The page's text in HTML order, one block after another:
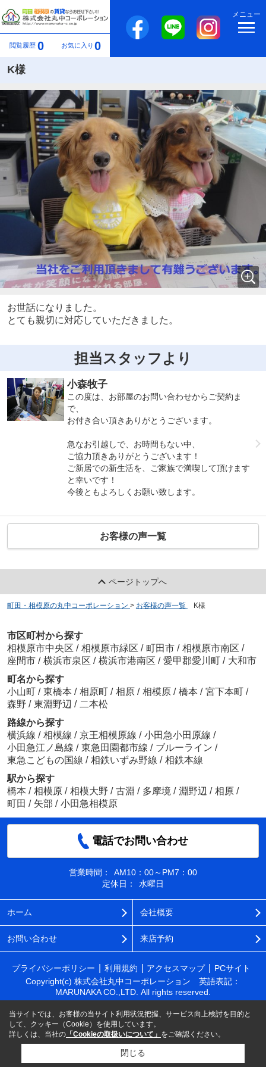
閲覧履歴 0 お気に入り 0
メニュー
K様
お世話になりました。
とても親切に対応していただきました。
担当スタッフより
小森牧子
この度は、お部屋のお問い合わせからご契約ま
で、
お付き合い頂きありがとうございます。
急なお引越しで、お時間もない中、
ご協力頂きありがとうございます！
ご新居での新生活を、ご家族で満喫して頂けます
と幸いです！
今後ともよろしくお願い致します。
お客様の声一覧
ページトップへ
町田・相模原の丸中コーポレーション > お客様の声一覧 K様
市区町村から探す
相模原市中央区 / 相模原市緑区 / 町田市 / 相模原市南区 /
座間市 / 横浜市泉区 / 横浜市港南区 / 愛甲郡愛川町 / 大和市
町名から探す
小山町 / 東橋本 / 相原町 / 相原 / 相模原 / 橋本 / 宮下本町 /
森野 / 東淵野辺 / 二本松
路線から探す
横浜線 / 相模線 / 京王相模原線 / 小田急小田原線 /
小田急江ノ島線 / 東急田園都市線 / ブルーライン /
東急こどもの国線 / 相鉄いずみ野線 / 相鉄本線
駅から探す
橋本 / 相模原 / 相模大野 / 古淵 / 多摩境 / 淵野辺 / 相原 /
町田 / 矢部 / 小田急相模原
電話でお問い合わせ
営業時間：
AM10：00～PM7：00
定休日：
水曜日
ホーム 会社概要
お問い合わせ 来店予約
プライバシーポリシー 利用規約 アクセスマップ
PCサイト
Copyright(c) 株式会社丸中コーポレーション 英語表記：
MARUNAKA CO.,LTD. All rights reserved.
当サイトでは、お客様の当サイト利用状況把握、サービス向上検討を目的と
して、クッキー（Cookie）を使用しています。
詳しくは、当社の 「Cookieの取扱いについて」 をご確認ください。
閉じる